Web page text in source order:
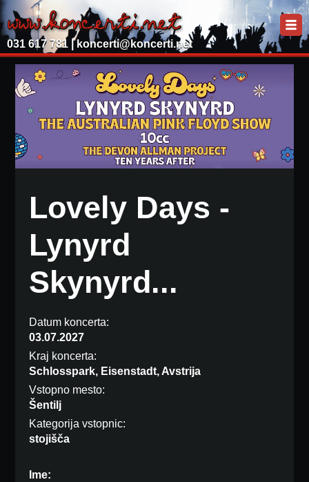
031 617 781 | koncerti@koncerti.net
Lovely Days -
Lynyrd
Skynyrd...
Datum koncerta:
03.07.2027
Kraj koncerta:
Schlosspark, Eisenstadt, Avstrija
Vstopno mesto:
Šentilj
Kategorija vstopnic:
stojišča
Ime: